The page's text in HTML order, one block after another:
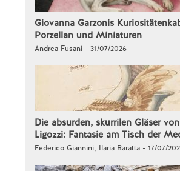
Giovanna Garzonis
Porzellan und Miniaturen
Andrea Fusani - 31/07/2026
Die absurden, skurrilen Gläser
Ligozzi: Fantasie am Tisch der
Federico Giannini, Ilaria Baratta - 17/07/